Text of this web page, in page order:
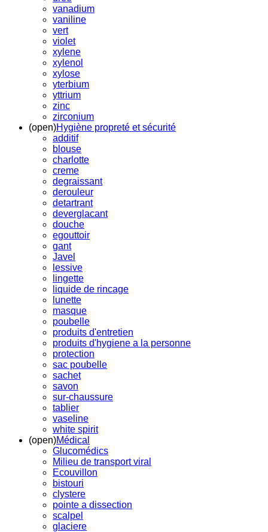
vanadium
vaniline
vert
violet
xylene
xylenol
xylose
yterbium
yttrium
zinc
zirconium
(open)Hygiène propreté et sécurité
additif
blouse
charlotte
creme
degraissant
derouleur
detartrant
deverglacant
douche
egouttoir
gant
Javel
lessive
lingette
liquide de rincage
lunette
masque
poubelle
produits d'entretien
produits d'hygiene a la personne
protection
sac poubelle
sachet
savon
sur-chaussure
tablier
vaseline
white spirit
(open)Médical
Glucomédics
Milieu de transport viral
Ecouvillon
bistouri
clystere
pointe a dissection
scalpel
glaciere